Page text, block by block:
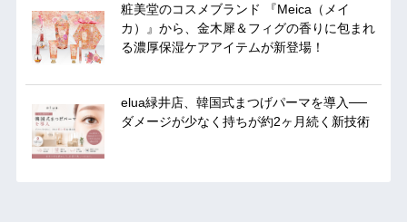
粧美堂のコスメブランド 『Meica（メイ
カ）』から、金木犀＆フィグの香りに包まれ
る濃厚保湿ケアアイテムが新登場！
elua緑井店、韓国式まつげパーマを導入──
ダメージが少なく持ちが約2ヶ月続く新技術